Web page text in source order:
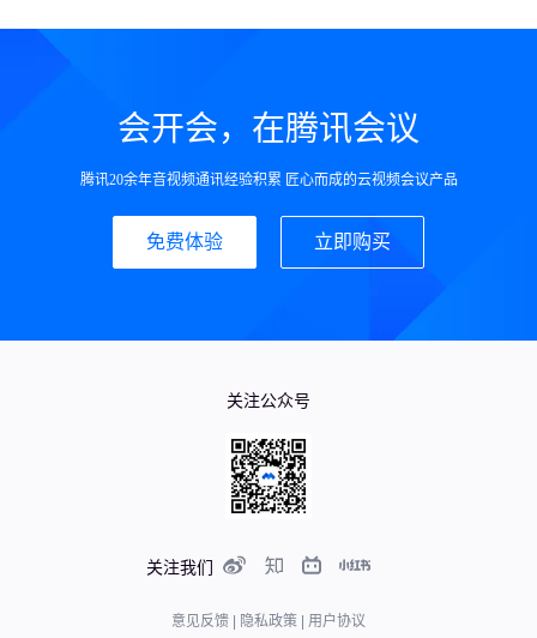
会开会，在腾讯会议
腾讯20余年音视频通讯经验积累 匠心而成的云视频会议产品
免费体验 立即购买
关注我们
关注公众号
意见反馈 隐私政策 用户协议